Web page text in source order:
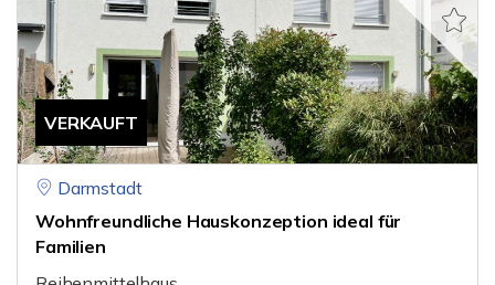
VERKAUFT
Darmstadt
Wohnfreundliche Hauskonzeption ideal für
Familien